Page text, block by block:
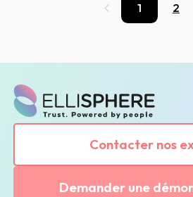
Précédent
1 2
Contacter nos
Demander une